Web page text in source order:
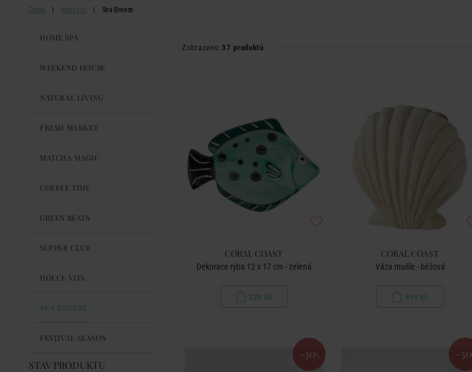
Domů Inspirace Sea Breeze
HOME SPA
WEEKEND HOUSE
NATURAL LIVING
FRESH MARKET
MATCHA MAGIC
COFFEE TIME
GREEN BEATS
SUPPER CLUB
DOLCE VITA
SEA BREEZE
FESTIVAL SEASON
STAV PRODUKTU
Zobrazeno 37 produktů
CORAL COAST
Dekorace ryba 12 x 17 cm - zelená
229 Kč
CORAL COAST
Váza mušle - béžová
699 Kč
-30 % -30